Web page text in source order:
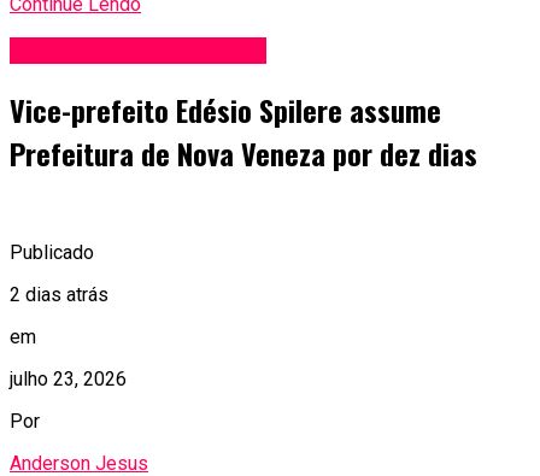
Vice-prefeito Edésio Spilere assume
Prefeitura de Nova Veneza por dez dias
Publicado
2 dias atrás
em
julho 23, 2026
Por
Anderson Jesus